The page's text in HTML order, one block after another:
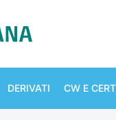
DERIVATI CW E